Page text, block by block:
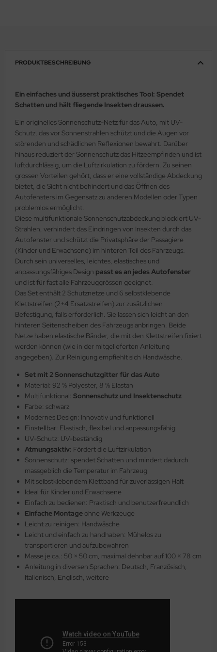
PRODUKTBESCHREIBUNG
Ein einfaches und äusserst praktisches Tool: Spendet
Schatten und hält fliegende Insekten draussen.
Ein originelles Sonnenschutz-Netz für das Auto, mit UV-
Schutz, das vor Sonnenstrahlen schützt und die Augen vor
störenden und schädlichen Reflexionen bewahrt. Darüber
hinaus reduziert der Sonnenschutz das Hitzeempfinden und ist
luftdurchlässig, um die Luftzirkulation zu fördern. Zu seinen
grossen Vorteilen gehört, dass er eine vollständige Abdeckung
bietet, die Sicht nicht behindert und das Öffnen des
Autofensters im Gegensatz zu anderen Modellen oder Typen
problemlos ermöglicht.
Diese multifunktionale Sonnenschutzabdeckung blockiert UV-
Strahlen, verhindert das Eindringen von Insekten durch das
Autofenster und schützt die Privatsphäre der Passagiere
(Kinder und Erwachsene) im hinteren Teil des Fahrzeugs.
Durch sein universelles, leichtes, elastisches und
anpassungsfähiges Design passt es an jedes Autofenster
und ist für fast alle Fahrzeuggrössen geeignet.
Das Set enthält 2 Schutznetze und 6 selbstklebende
Klettstreifen (2+4 Ersatzstreifen) zur zusätzlichen
Befestigung, falls erforderlich. Sie lassen sich leicht an den
hinteren Seitenscheiben des Fahrzeugs anbringen. Beide
Netze haben elastische Bänder, die mit den Klettstreifen fixiert
werden können (wie in der mitgelieferten Anleitung
angegeben). Zur Reinigung empfiehlt sich Handwäsche.
Set mit 2 Sonnenschutzgitter für das Auto
Material: 92 % Polyester, 8 % Elastan
Multifunktional: Sonnenschutz und Insektenschutz
Farbe: schwarz
Modernes Design: Innovativ und funktionell
Einstellbar: Elastisch, flexibel und anpassungsfähig
UV-Schutz: UV-beständig
Atmungsaktiv: Fördert die Luftzirkulation
Sonnenschutz: spendet Schatten und mindert dadurch
massgeblich die Temperatur im Fahrzeug
Mit selbstklebendem Klettband für zuverlässigen Halt
Ideal für Kinder und Erwachsene
Einfach zu bedienen: Praktisch und benutzerfreundlich
Einfache Montage ohne Werkzeuge
Leicht zu reinigen: Handwäsche
Leicht und einfach zu handhaben: Mühelos zu
transportieren und aufzubewahren
Masse je ca.: 50 × 50 cm, maximal dehnbar auf 100 × 78 cm
Anleitung in diversen Sprachen: Deutsch, Französisch,
Italienisch, Englisch, weitere